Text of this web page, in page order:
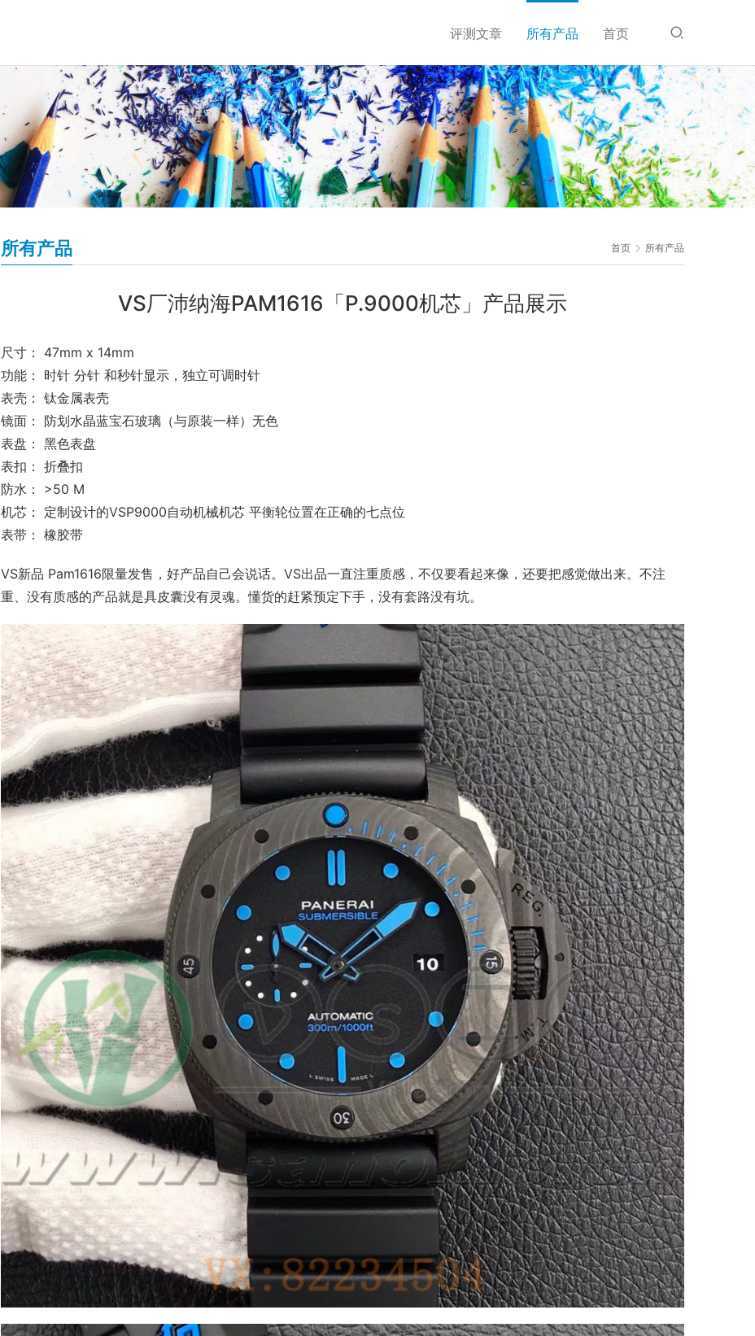
评测文章 所有产品 首页
首页 所有产品
所有产品
VS厂沛纳海PAM1616「P.9000机芯」产品展示
尺寸： 47mm x 14mm
功能： 时针 分针 和秒针显示，独立可调时针
表壳： 钛金属表壳
镜面： 防划水晶蓝宝石玻璃（与原装一样）无色
表盘： 黑色表盘
表扣： 折叠扣
防水： >50 M
机芯： 定制设计的VSP9000自动机械机芯 平衡轮位置在正确的七点位
表带： 橡胶带
VS新品 Pam1616限量发售，好产品自己会说话。VS出品一直注重质感，不仅要看起来像，还要把感觉做出来。不注
重、没有质感的产品就是具皮囊没有灵魂。懂货的赶紧预定下手，没有套路没有坑。